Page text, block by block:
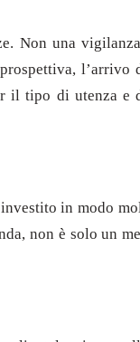
Non una
l’arrivo
il tipo di utenza e
in modo
non è solo un